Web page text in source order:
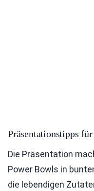
Präsentationstipps
Die Präsentation
Power Bowls in
die lebendigen